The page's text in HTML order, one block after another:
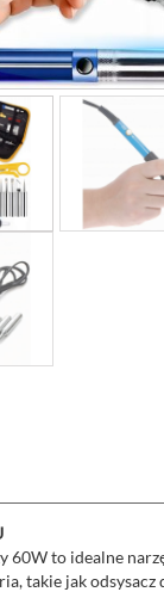
60W to idealne
takie jak